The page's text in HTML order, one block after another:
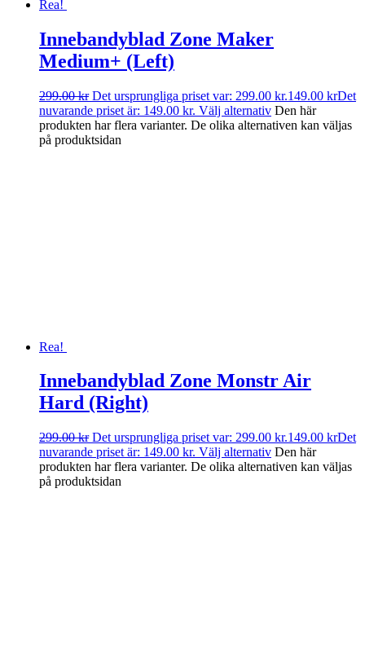
Rea!
Innebandyblad Zone Maker
Medium+ (Left)
299.00kr Det ursprungliga priset var: 299.00 kr.149.00 krDet
nuvarande priset är: 149.00 kr. Välj alternativ Den här
produkten har flera varianter. De olika alternativen kan väljas
på produktsidan
Rea!
Innebandyblad Zone Monstr Air
Hard (Right)
299.00kr Det ursprungliga priset var: 299.00 kr.149.00 krDet
nuvarande priset är: 149.00 kr. Välj alternativ Den här
produkten har flera varianter. De olika alternativen kan väljas
på produktsidan